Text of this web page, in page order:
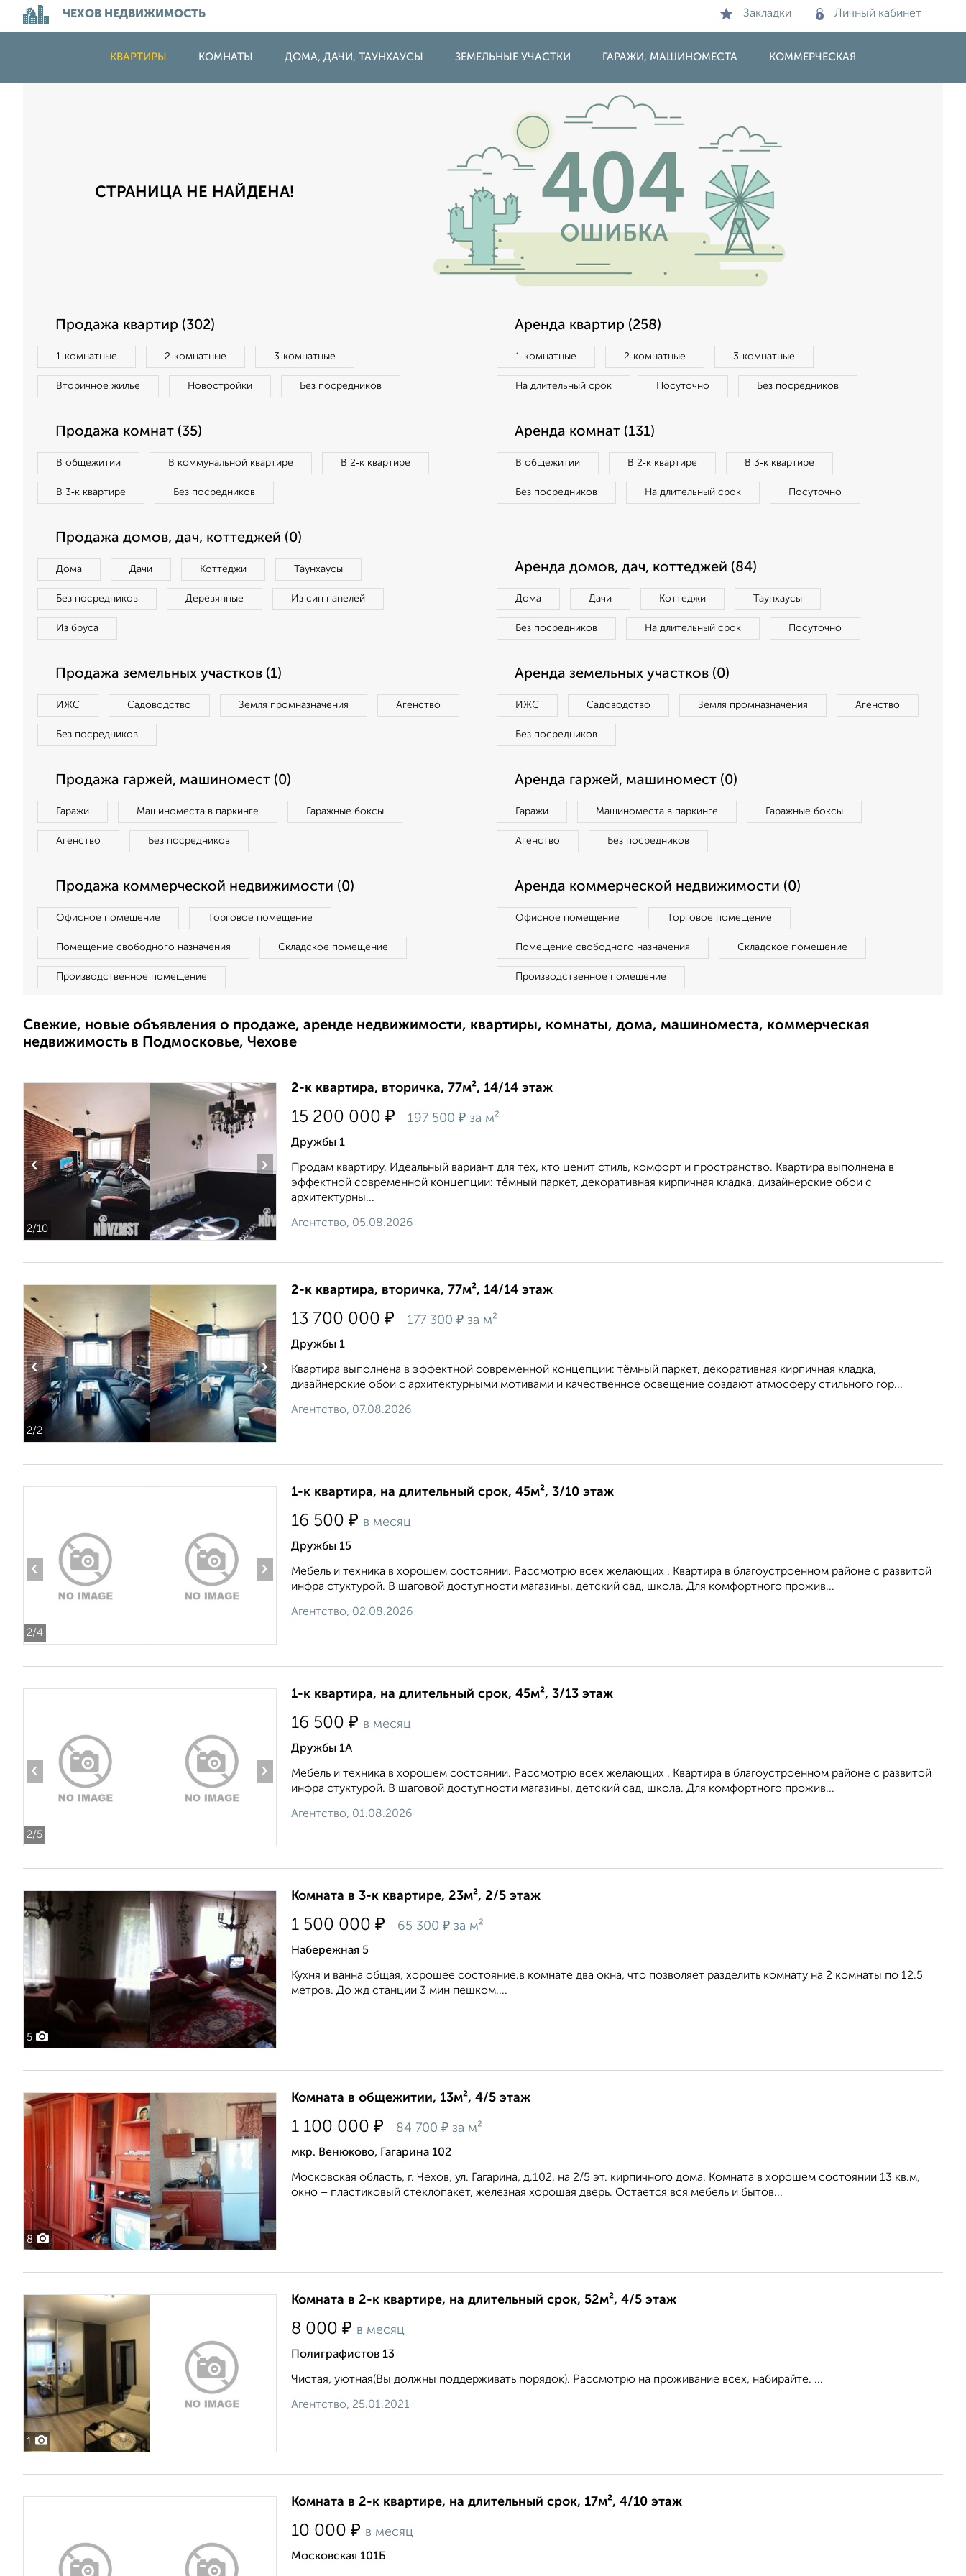
ЧЕХОВ НЕДВИЖИМОСТЬ Закладки Личный кабинет
КВАРТИРЫ КОМНАТЫ ДОМА, ДАЧИ, ТАУНХАУСЫ ЗЕМЕЛЬНЫЕ УЧАСТКИ ГАРАЖИ, МАШИНОМЕСТА КОММЕРЧЕСКАЯ
СТРАНИЦА НЕ НАЙДЕНА!
Продажа квартир (302)
1‑комнатные 2‑комнатные 3‑комнатные
Вторичное жилье Новостройки Без посредников
Аренда квартир (258)
1‑комнатные 2‑комнатные 3‑комнатные
На длительный срок Посуточно Без посредников
Продажа комнат (35)
В общежитии В коммунальной квартире В 2‑к квартире
В 3‑к квартире Без посредников
Аренда комнат (131)
В общежитии В 2‑к квартире В 3‑к квартире
Без посредников На длительный срок Посуточно
Продажа домов, дач, коттеджей (0)
Дома Дачи Коттеджи Таунхаусы
Без посредников Деревянные Из сип панелей
Из бруса
Аренда домов, дач, коттеджей (84)
Дома Дачи Коттеджи Таунхаусы
Без посредников На длительный срок Посуточно
Продажа земельных участков (1)
ИЖС Садоводство Земля промназначения Агенство
Без посредников
Аренда земельных участков (0)
ИЖС Садоводство Земля промназначения Агенство
Без посредников
Продажа гаржей, машиномест (0)
Гаражи Машиноместа в паркинге Гаражные боксы
Агенство Без посредников
Аренда гаржей, машиномест (0)
Гаражи Машиноместа в паркинге Гаражные боксы
Агенство Без посредников
Продажа коммерческой недвижимости (0)
Офисное помещение Торговое помещение
Помещение свободного назначения Складское помещение
Производственное помещение
Аренда коммерческой недвижимости (0)
Офисное помещение Торговое помещение
Помещение свободного назначения Складское помещение
Производственное помещение
Свежие, новые объявления о продаже, аренде недвижимости, квартиры, комнаты, дома, машиноместа, коммерческая
недвижимость в Подмосковье, Чехове
2/10
‹ ›
2-к квартира, вторичка, 77м², 14/14 этаж
15 200 000 ₽ 197 500 ₽ за м²
Дружбы 1
Продам квартиру. Идеальный вариант для тех, кто ценит стиль, комфорт и пространство. Квартира выполнена в
эффектной современной концепции: тёмный паркет, декоративная кирпичная кладка, дизайнерские обои с
архитектурны...
Агентство, 05.08.2026
2/2
‹ ›
2-к квартира, вторичка, 77м², 14/14 этаж
13 700 000 ₽ 177 300 ₽ за м²
Дружбы 1
Квартира выполнена в эффектной современной концепции: тёмный паркет, декоративная кирпичная кладка,
дизайнерские обои с архитектурными мотивами и качественное освещение создают атмосферу стильного гор...
Агентство, 07.08.2026
2/4
‹ ›
1-к квартира, на длительный срок, 45м², 3/10 этаж
16 500 ₽ в месяц
Дружбы 15
Мебель и техника в хорошем состоянии. Рассмотрю всех желающих . Квартира в благоустроенном районе с развитой
инфра стуктурой. В шаговой доступности магазины, детский сад, школа. Для комфортного прожив...
Агентство, 02.08.2026
2/5
‹ ›
1-к квартира, на длительный срок, 45м², 3/13 этаж
16 500 ₽ в месяц
Дружбы 1А
Мебель и техника в хорошем состоянии. Рассмотрю всех желающих . Квартира в благоустроенном районе с развитой
инфра стуктурой. В шаговой доступности магазины, детский сад, школа. Для комфортного прожив...
Агентство, 01.08.2026
5
Комната в 3-к квартире, 23м², 2/5 этаж
1 500 000 ₽ 65 300 ₽ за м²
Набережная 5
Кухня и ванна общая, хорошее состояние.в комнате два окна, что позволяет разделить комнату на 2 комнаты по 12.5
метров. До жд станции 3 мин пешком....
8
Комната в общежитии, 13м², 4/5 этаж
1 100 000 ₽ 84 700 ₽ за м²
мкр. Венюково, Гагарина 102
Московская область, г. Чехов, ул. Гагарина, д.102, на 2/5 эт. кирпичного дома. Комната в хорошем состоянии 13 кв.м,
окно – пластиковый стеклопакет, железная хорошая дверь. Остается вся мебель и бытов...
1
Комната в 2-к квартире, на длительный срок, 52м², 4/5 этаж
8 000 ₽ в месяц
Полиграфистов 13
Чистая, уютная(Вы должны поддерживать порядок). Рассмотрю на проживание всех, набирайте. ...
Агентство, 25.01.2021
Комната в 2-к квартире, на длительный срок, 17м², 4/10 этаж
10 000 ₽ в месяц
Московская 101Б